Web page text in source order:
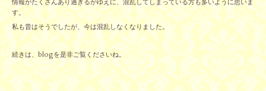
情報がたくさんあり過ぎるがゆえに、混乱してしまっている方も多いように思いま
す。
私も昔はそうでしたが、今は混乱しなくなりました。
続きは、blogを是非ご覧くださいね。